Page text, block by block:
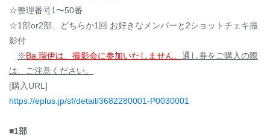
☆整理番号1〜50番
☆1部or2部、どちらか1回 お好きなメンバーと2ショットチェキ撮
影付
※Ba.瑠伊は、撮影会に参加いたしません。 通し券をご購入の際
は、ご注意ください。
[購入URL]
https://eplus.jp/sf/detail/3682280001-P0030001
■1部